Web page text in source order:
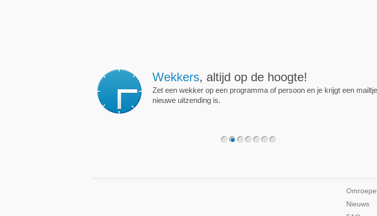
Wekkers, altijd op de hoogte!
Zet een wekker op een programma of persoon en je krijgt een
nieuwe uitzending is.
Nieuws